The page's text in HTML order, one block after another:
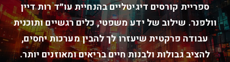
ספריית קורסים דיגיטליים בהנחיית עו״ד רות דיין
וולפנר. שילוב של ידע משפטי, כלים רגשיים ותוכנית
עבודה פרקטית שיעזרו לך להבין מערכות יחסים,
להציב גבולות ולבנות חיים בריאים ומאוזנים יותר.